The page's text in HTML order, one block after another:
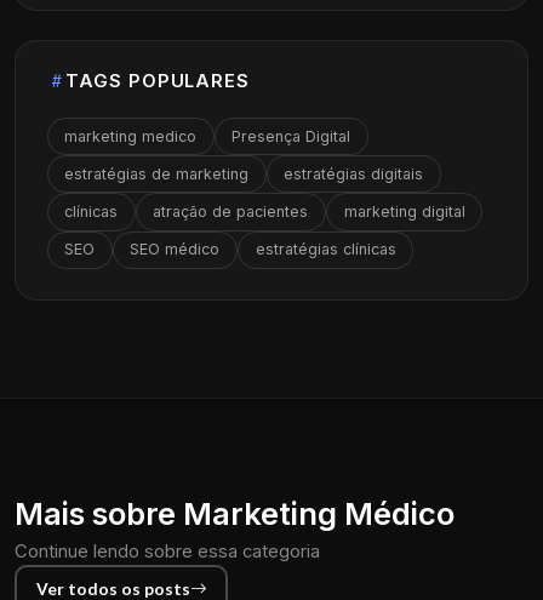
TAGS POPULARES
marketing medico Presença Digital
estratégias de marketing estratégias digitais
clínicas atração de pacientes marketing digital
SEO SEO médico estratégias clínicas
Mais sobre Marketing Médico
Continue lendo sobre essa categoria
Ver todos os posts